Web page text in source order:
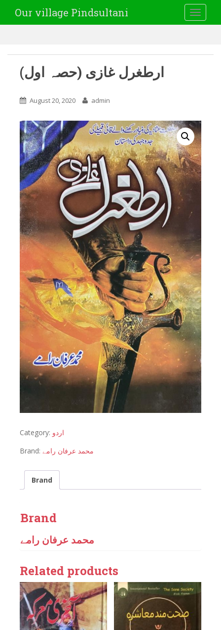
Our village Pindsultani
(ارطغرل غازی (حصہ اول
August 20, 2020 admin
Category: اردو
Brand: محمد عرفان رامے
Brand
Brand
محمد عرفان رامے
Related products